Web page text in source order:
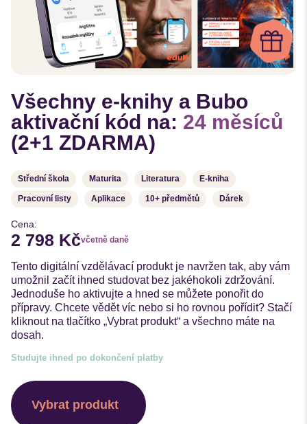
Všechny e-knihy a Bubo
aktivační kód na: 24 měsíců
(2+1 ZDARMA)
Střední škola Maturita Literatura E-kniha
Pracovní listy Aplikace 10+ předmětů Dárek
Cena:
2 798 Kčvčetně daně
Tento digitální vzdělávací produkt je navržen tak, aby vám
umožnil začít ihned studovat bez jakéhokoli zdržování.
Jednoduše ho aktivujte a hned se můžete ponořit do
přípravy. Chcete vědět víc nebo si ho rovnou pořídit? Stačí
kliknout na tlačítko „Vybrat produkt“ a všechno máte na
dosah.
Studujte ihned po dokončení platby
Vybrat produkt